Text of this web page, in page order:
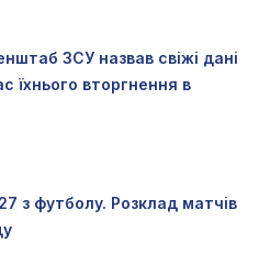
ЗСУ назвав свіжі дані
їхнього вторгнення в
з футболу. Розклад матчів